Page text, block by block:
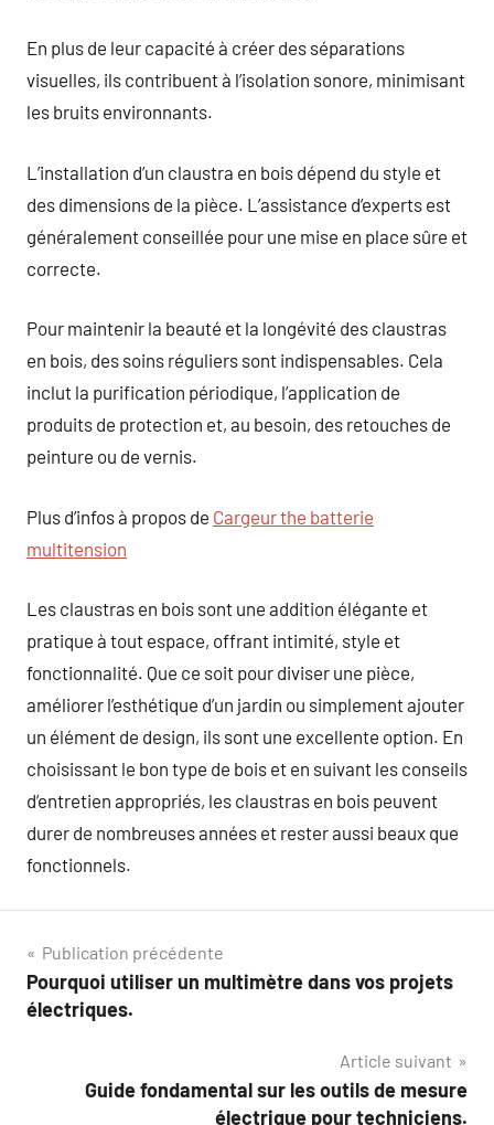
En plus de leur capacité à créer des séparations
visuelles, ils contribuent à l’isolation sonore, minimisant
les bruits environnants.
L’installation d’un claustra en bois dépend du style et
des dimensions de la pièce. L’assistance d’experts est
généralement conseillée pour une mise en place sûre et
correcte.
Pour maintenir la beauté et la longévité des claustras
en bois, des soins réguliers sont indispensables. Cela
inclut la purification périodique, l’application de
produits de protection et, au besoin, des retouches de
peinture ou de vernis.
Plus d’infos à propos de Cargeur the batterie
multitension
Les claustras en bois sont une addition élégante et
pratique à tout espace, offrant intimité, style et
fonctionnalité. Que ce soit pour diviser une pièce,
améliorer l’esthétique d’un jardin ou simplement ajouter
un élément de design, ils sont une excellente option. En
choisissant le bon type de bois et en suivant les conseils
d’entretien appropriés, les claustras en bois peuvent
durer de nombreuses années et rester aussi beaux que
fonctionnels.
Navigation
de
Publication précédente
Pourquoi utiliser un multimètre dans vos projets
électriques.
Article suivant
Guide fondamental sur les outils de mesure
électrique pour techniciens.